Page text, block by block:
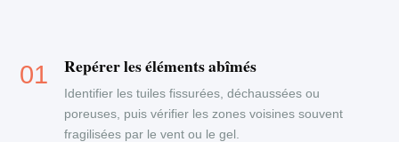
Repérer les éléments abîmés
Identifier les tuiles fissurées, déchaussées ou
poreuses, puis vérifier les zones voisines souvent
fragilisées par le vent ou le gel.